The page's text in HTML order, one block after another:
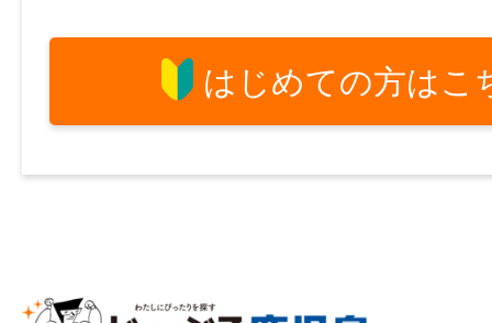
はじめての方はこ